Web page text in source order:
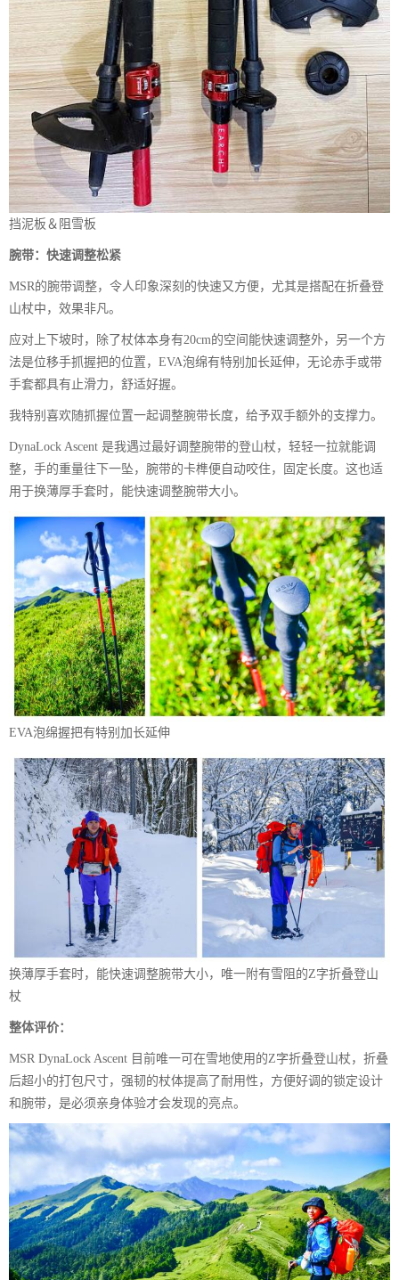
挡泥板＆阻雪板
腕带：快速调整松紧
MSR的腕带调整，令人印象深刻的快速又方便，尤其是搭配在折叠登
山杖中，效果非凡。
应对上下坡时，除了杖体本身有20cm的空间能快速调整外，另一个方
法是位移手抓握把的位置，EVA泡绵有特别加长延伸，无论赤手或带
手套都具有止滑力，舒适好握。
我特别喜欢随抓握位置一起调整腕带长度，给予双手额外的支撑力。
DynaLock Ascent 是我遇过最好调整腕带的登山杖，轻轻一拉就能调
整，手的重量往下一坠，腕带的卡榫便自动咬住，固定长度。这也适
用于换薄厚手套时，能快速调整腕带大小。
EVA泡绵握把有特别加长延伸
换薄厚手套时，能快速调整腕带大小，唯一附有雪阻的Z字折叠登山
杖
整体评价：
MSR DynaLock Ascent 目前唯一可在雪地使用的Z字折叠登山杖，折叠
后超小的打包尺寸，强韧的杖体提高了耐用性，方便好调的锁定设计
和腕带，是必须亲身体验才会发现的亮点。